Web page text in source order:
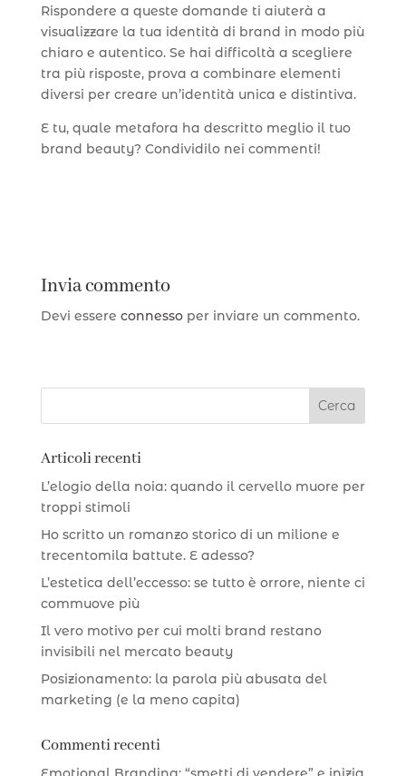
Rispondere a queste domande ti aiuterà a
visualizzare la tua identità di brand in modo più
chiaro e autentico. Se hai difficoltà a scegliere
tra più risposte, prova a combinare elementi
diversi per creare un’identità unica e distintiva.
E tu, quale metafora ha descritto meglio il tuo
brand beauty? Condividilo nei commenti!
Invia commento
Devi essere connessoper inviare un commento.
Articoli recenti
L’elogio della noia: quando il cervello muore per
troppi stimoli
Ho scritto un romanzo storico di un milione e
trecentomila battute. E adesso?
L’estetica dell’eccesso: se tutto è orrore, niente ci
commuove più
Il vero motivo per cui molti brand restano
invisibili nel mercato beauty
Posizionamento: la parola più abusata del
marketing (e la meno capita)
Commenti recenti